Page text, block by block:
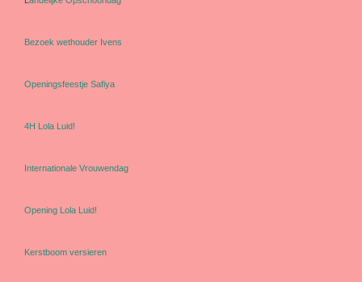
Bezoek wethouder Ivens
Openingsfeestje Safiya
4H Lola Luid!
Internationale Vrouwendag
Opening Lola Luid!
Kerstboom versieren